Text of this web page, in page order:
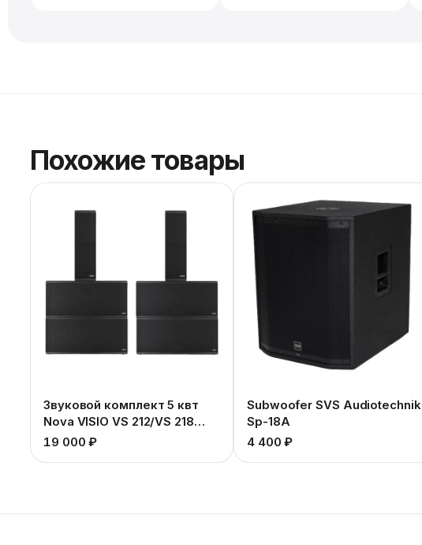
Похожие товары
Звуковой комплект 5 квт
Nova VISIO VS 212/VS 218
SUB
19 000 ₽
Subwoofer SVS Audiotechnik
Sp-18A
4 400 ₽